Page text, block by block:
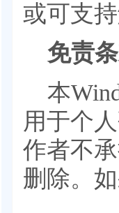
或可支
免责
本
用于个
作者不
删除。